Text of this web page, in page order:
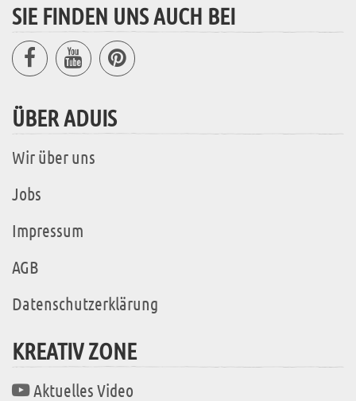
SIE FINDEN UNS AUCH BEI
ÜBER ADUIS
Wir über uns
Jobs
Impressum
AGB
Datenschutzerklärung
KREATIV ZONE
Aktuelles Video